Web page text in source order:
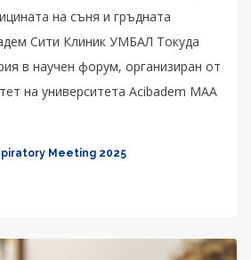
на съня и гръдната
Сити Клиник УМБАЛ Токуда
в научен форум, организиран от
на университета Acibadem MAA
Meeting 2025